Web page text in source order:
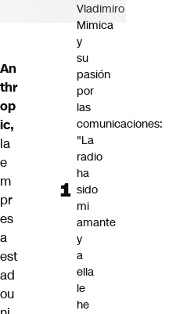
An
thr
op
ic,
la
e
m
pr
es
a
est
ad
ou
Vladimiro
Mimica
y
su
pasión
por
las
comunicaciones:
"La
radio
ha
sido
mi
amante
y
a
ella
le
he